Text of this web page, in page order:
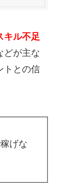
キル不足
どが主な
トとの信
げな